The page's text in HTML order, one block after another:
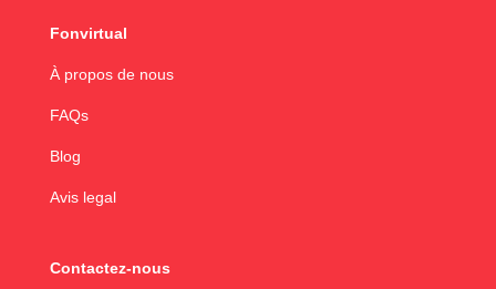
Fonvirtual
À propos de nous
FAQs
Blog
Avis legal
Contactez-nous